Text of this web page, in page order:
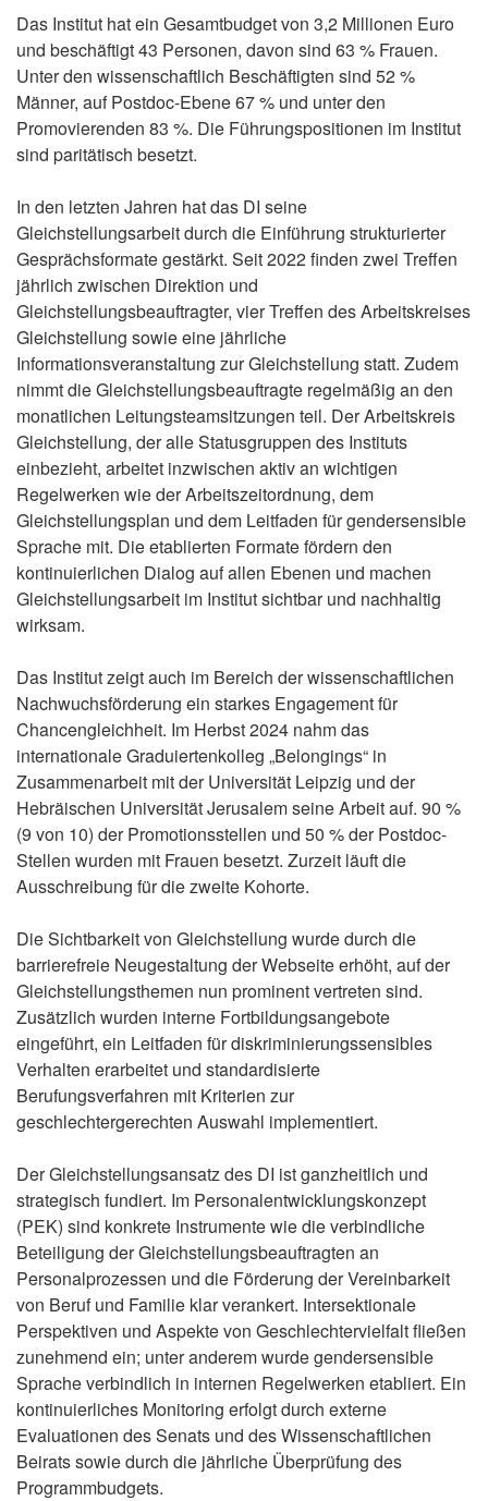
Das Institut hat ein Gesamtbudget von 3,2 Millionen Euro
und beschäftigt 43 Personen, davon sind 63 % Frauen.
Unter den wissenschaftlich Beschäftigten sind 52 %
Männer, auf Postdoc-Ebene 67 % und unter den
Promovierenden 83 %. Die Führungspositionen im Institut
sind paritätisch besetzt.
In den letzten Jahren hat das DI seine
Gleichstellungsarbeit durch die Einführung strukturierter
Gesprächsformate gestärkt. Seit 2022 finden zwei Treffen
jährlich zwischen Direktion und
Gleichstellungsbeauftragter, vier Treffen des Arbeitskreises
Gleichstellung sowie eine jährliche
Informationsveranstaltung zur Gleichstellung statt. Zudem
nimmt die Gleichstellungsbeauftragte regelmäßig an den
monatlichen Leitungsteamsitzungen teil. Der Arbeitskreis
Gleichstellung, der alle Statusgruppen des Instituts
einbezieht, arbeitet inzwischen aktiv an wichtigen
Regelwerken wie der Arbeitszeitordnung, dem
Gleichstellungsplan und dem Leitfaden für gendersensible
Sprache mit. Die etablierten Formate fördern den
kontinuierlichen Dialog auf allen Ebenen und machen
Gleichstellungsarbeit im Institut sichtbar und nachhaltig
wirksam.
Das Institut zeigt auch im Bereich der wissenschaftlichen
Nachwuchsförderung ein starkes Engagement für
Chancengleichheit. Im Herbst 2024 nahm das
internationale Graduiertenkolleg „Belongings“ in
Zusammenarbeit mit der Universität Leipzig und der
Hebräischen Universität Jerusalem seine Arbeit auf. 90 %
(9 von 10) der Promotionsstellen und 50 % der Postdoc-
Stellen wurden mit Frauen besetzt. Zurzeit läuft die
Ausschreibung für die zweite Kohorte.
Die Sichtbarkeit von Gleichstellung wurde durch die
barrierefreie Neugestaltung der Webseite erhöht, auf der
Gleichstellungsthemen nun prominent vertreten sind.
Zusätzlich wurden interne Fortbildungsangebote
eingeführt, ein Leitfaden für diskriminierungssensibles
Verhalten erarbeitet und standardisierte
Berufungsverfahren mit Kriterien zur
geschlechtergerechten Auswahl implementiert.
Der Gleichstellungsansatz des DI ist ganzheitlich und
strategisch fundiert. Im Personalentwicklungskonzept
(PEK) sind konkrete Instrumente wie die verbindliche
Beteiligung der Gleichstellungsbeauftragten an
Personalprozessen und die Förderung der Vereinbarkeit
von Beruf und Familie klar verankert. Intersektionale
Perspektiven und Aspekte von Geschlechtervielfalt fließen
zunehmend ein; unter anderem wurde gendersensible
Sprache verbindlich in internen Regelwerken etabliert. Ein
kontinuierliches Monitoring erfolgt durch externe
Evaluationen des Senats und des Wissenschaftlichen
Beirats sowie durch die jährliche Überprüfung des
Programmbudgets.